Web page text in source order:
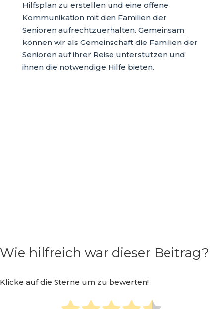
Hilfsplan zu erstellen und eine offene
Kommunikation mit den Familien der
Senioren aufrechtzuerhalten. Gemeinsam
können wir als Gemeinschaft die Familien der
Senioren auf ihrer Reise unterstützen und
ihnen die notwendige Hilfe bieten.
Wie hilfreich war dieser Beitrag?
Klicke auf die Sterne um zu bewerten!